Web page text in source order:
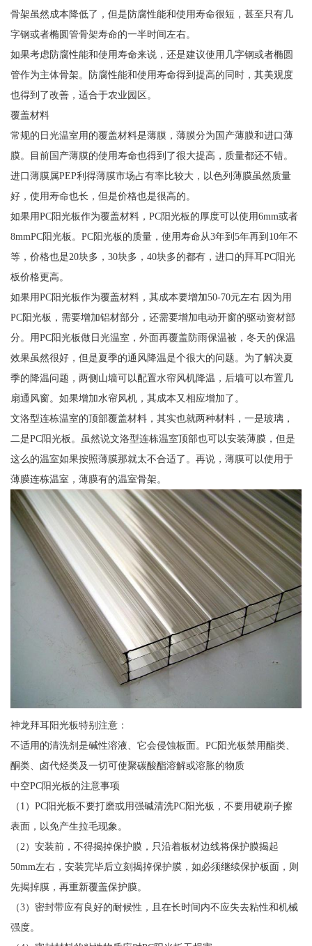
骨架虽然成本降低了，但是防腐性能和使用寿命很短，甚至只有几
字钢或者椭圆管骨架寿命的一半时间左右。
如果考虑防腐性能和使用寿命来说，还是建议使用几字钢或者椭圆
管作为主体骨架。防腐性能和使用寿命得到提高的同时，其美观度
也得到了改善，适合于农业园区。
覆盖材料
常规的日光温室用的覆盖材料是薄膜，薄膜分为国产薄膜和进口薄
膜。目前国产薄膜的使用寿命也得到了很大提高，质量都还不错。
进口薄膜属PEP利得薄膜市场占有率比较大，以色列薄膜虽然质量
好，使用寿命也长，但是价格也是很高的。
如果用PC阳光板作为覆盖材料，PC阳光板的厚度可以使用6mm或者
8mmPC阳光板。PC阳光板的质量，使用寿命从3年到5年再到10年不
等，价格也是20块多，30块多，40块多的都有，进口的拜耳PC阳光
板价格更高。
如果用PC阳光板作为覆盖材料，其成本要增加50-70元左右.因为用
PC阳光板，需要增加铝材部分，还需要增加电动开窗的驱动资材部
分。用PC阳光板做日光温室，外面再覆盖防雨保温被，冬天的保温
效果虽然很好，但是夏季的通风降温是个很大的问题。为了解决夏
季的降温问题，两侧山墙可以配置水帘风机降温，后墙可以布置几
扇通风窗。如果增加水帘风机，其成本又相应增加了。
文洛型连栋温室的顶部覆盖材料，其实也就两种材料，一是玻璃，
二是PC阳光板。虽然说文洛型连栋温室顶部也可以安装薄膜，但是
这么的温室如果按照薄膜那就太不合适了。再说，薄膜可以使用于
薄膜连栋温室，薄膜有的温室骨架。
神龙拜耳阳光板特别注意：
不适用的清洗剂是碱性溶液、它会侵蚀板面。PC阳光板禁用酯类、
酮类、卤代烃类及一切可使聚碳酸酯溶解或溶胀的物质
中空PC阳光板的注意事项
（1）PC阳光板不要打磨或用强碱清洗PC阳光板，不要用硬刷子擦
表面，以免产生拉毛现象。
（2）安装前，不得揭掉保护膜，只沿着板材边线将保护膜揭起
50mm左右，安装完毕后立刻揭掉保护膜，如必须继续保护板面，则
先揭掉膜，再重新覆盖保护膜。
（3）密封带应有良好的耐候性，且在长时间内不应失去粘性和机械
强度。